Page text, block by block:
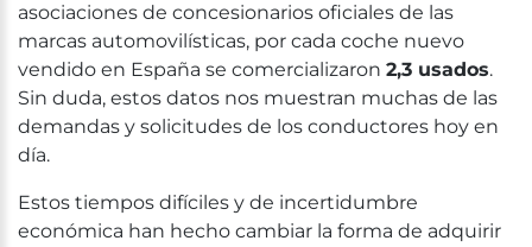
asociaciones de concesionarios oficiales de las
marcas automovilísticas, por cada coche nuevo
vendido en España se comercializaron 2,3 usados.
Sin duda, estos datos nos muestran muchas de las
demandas y solicitudes de los conductores hoy en
día.
Estos tiempos difíciles y de incertidumbre
económica han hecho cambiar la forma de adquirir